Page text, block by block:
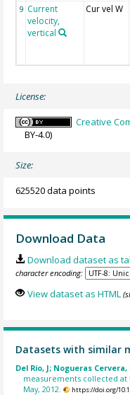
9 Current
velocity,
vertical
Cur vel W
License:
Creative
BY-4.0)
Size:
625520 data points
Download Data
Download dataset as
character encoding:
View dataset as HTML
Datasets with similar
Del Rio, J; Nogueras
measurements collected at
May, 2012.
https://doi.org/